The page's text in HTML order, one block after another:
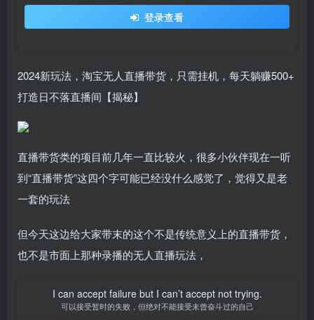
登录查看
2024新玩法，淘宝无人直播带货，只需挂机，每天躺赚500+
打造日不落直播间【揭秘】
直播带货类的项目前几年一直比较火，很多小伙伴现在一听
到“直播带货”这四个字可能已经没什么感觉了，觉得又是老
一套的玩法
但今天这边给大家带末的这个不是传统意义上的直播带货，
也不是市面上那种录播的无人直播玩法，
I can accept failure but I can’t accept not trying.
可以接受暂时的失败，但绝对不能接受未曾奋斗过的自己